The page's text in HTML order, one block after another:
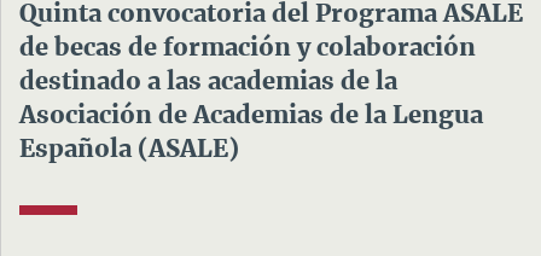
Quinta convocatoria del Programa ASALE
de becas de formación y colaboración
destinado a las academias de la
Asociación de Academias de la Lengua
Española (ASALE)